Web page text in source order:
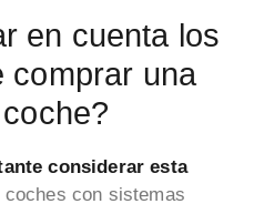
en cuenta los
comprar una
considerar esta
con sistemas